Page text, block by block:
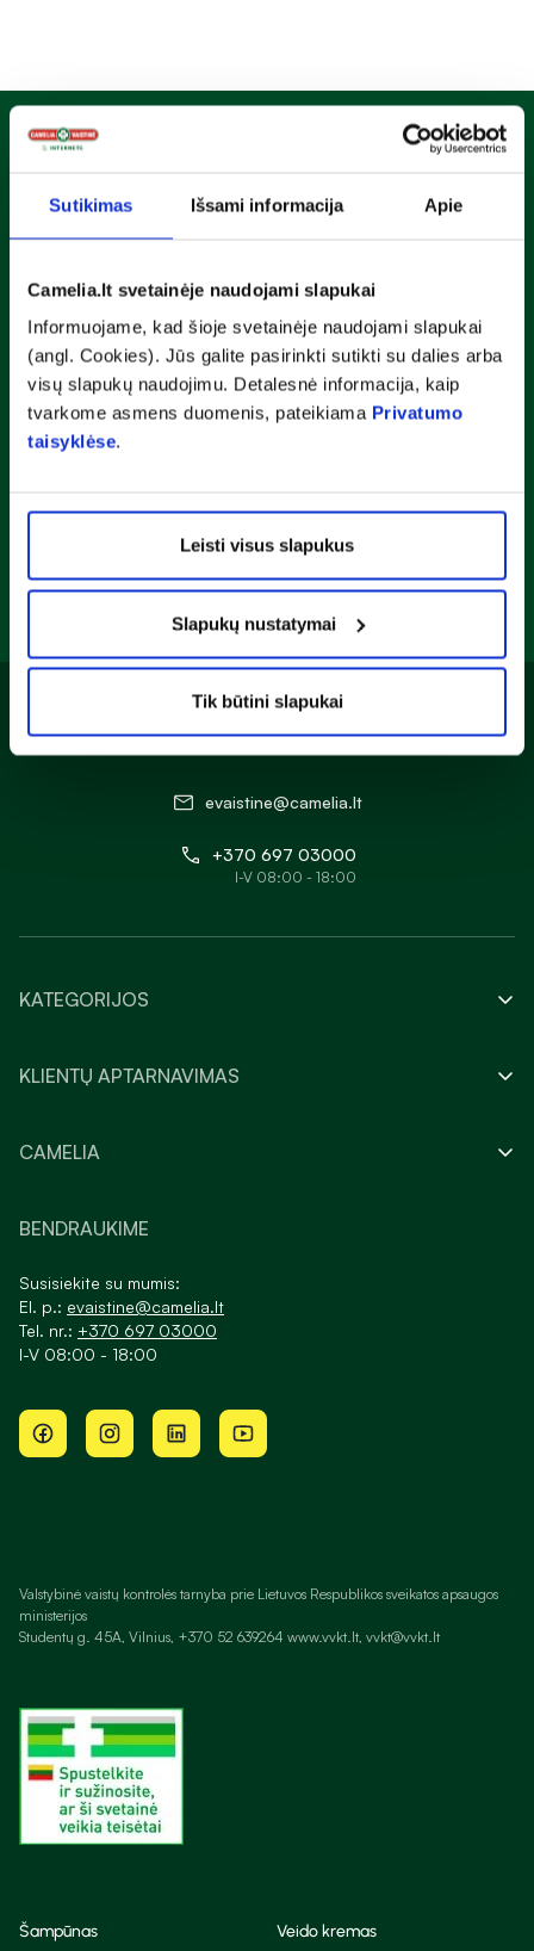
Sutikimas Išsami informacija Apie
Camelia.lt svetainėje naudojami slapukai
Informuojame, kad šioje svetainėje naudojami slapukai
(angl. Cookies). Jūs galite pasirinkti sutikti su dalies arba
visų slapukų naudojimu. Detalesnė informacija, kaip
tvarkome asmens duomenis, pateikiama Privatumo
taisyklėse.
Leisti visus slapukus
Slapukų nustatymai
Tik būtini slapukai
Atsisiųskite CAMELIA programėlę
Susipažinau ir sutinku su privatumo taisyklėmis
Prenumeruoti
evaistine@camelia.lt
+370 697 03000
I-V 08:00 - 18:00
KATEGORIJOS
KLIENTŲ APTARNAVIMAS
CAMELIA
BENDRAUKIME
Susisiekite su mumis:
El. p.: evaistine@camelia.lt
Tel. nr.: +370 697 03000
I-V 08:00 - 18:00
Valstybinė vaistų kontrolės tarnyba prie Lietuvos Respublikos sveikatos apsaugos
ministerijos
Studentų g. 45A, Vilnius, +370 52 639264 www.vvkt.lt, vvkt@vvkt.lt
Šampūnas Veido kremas